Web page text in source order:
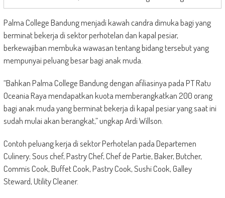
Palma College Bandung menjadi kawah candra dimuka bagi yang
berminat bekerja di sektor perhotelan dan kapal pesiar,
berkewajiban membuka wawasan tentang bidang tersebut yang
mempunyai peluang besar bagi anak muda.
“Bahkan Palma College Bandung dengan afiliasinya pada PT Ratu
Oceania Raya mendapatkan kuota memberangkatkan 200 orang
bagi anak muda yang berminat bekerja di kapal pesiar yang saat ini
sudah mulai akan berangkat,” ungkap Ardi Willson.
Contoh peluang kerja di sektor Perhotelan pada Departemen
Culinery; Sous chef, Pastry Chef, Chef de Partie, Baker, Butcher,
Commis Cook, Buffet Cook, Pastry Cook, Sushi Cook, Galley
Steward, Utility Cleaner.